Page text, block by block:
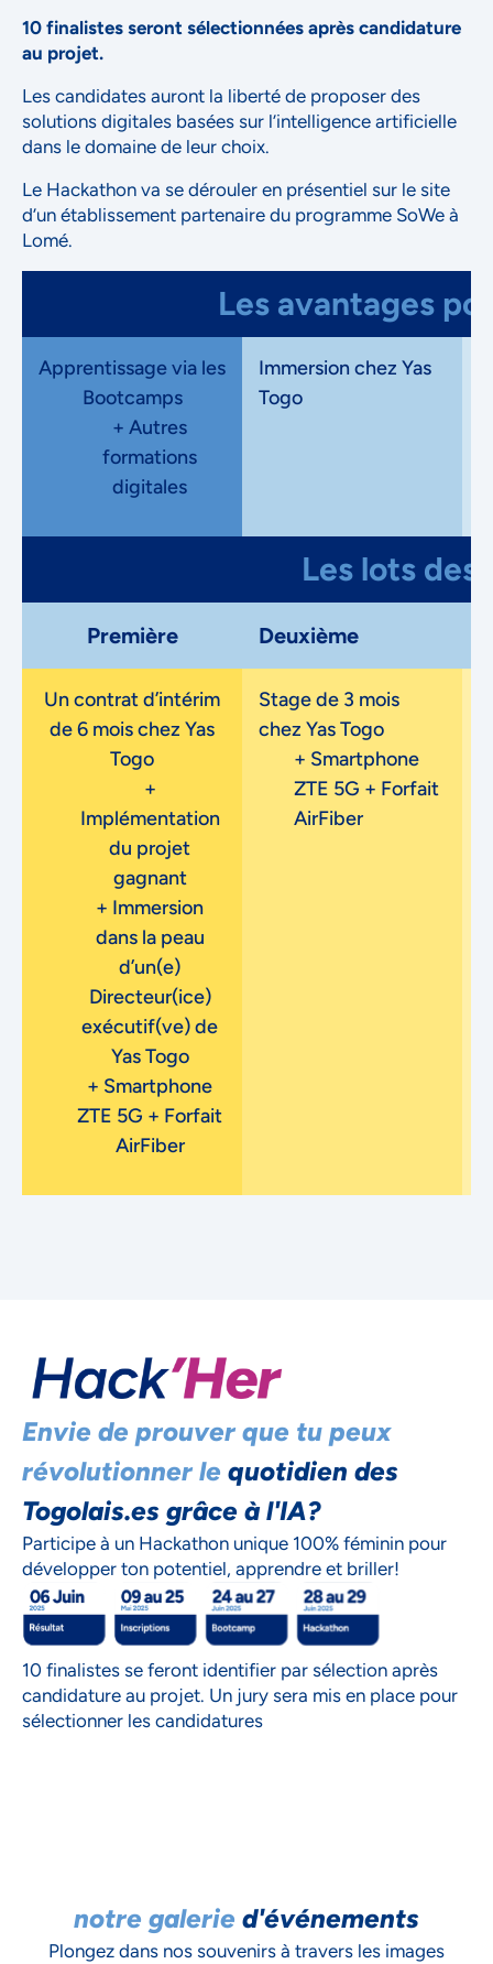
10 finalistes seront sélectionnées après candidature
au projet.
Les candidates auront la liberté de proposer des
solutions digitales basées sur l’intelligence artificielle
dans le domaine de leur choix.
Le Hackathon va se dérouler en présentiel sur le site
d’un établissement partenaire du programme SoWe à
Lomé.
Les avantages
Apprentissage via les
Bootcamps
+ Autres
formations
digitales
Immersion chez Yas
Togo
Les lots
Première Deuxième
Un contrat d’intérim
de 6 mois chez Yas
Togo
+
Implémentation
du projet
gagnant
+ Immersion
dans la peau
d’un(e)
Directeur(ice)
exécutif(ve) de
Yas Togo
+ Smartphone
ZTE 5G + Forfait
AirFiber
Stage de 3 mois
chez Yas Togo
+ Smartphone
ZTE 5G + Forfait
AirFiber
Envie de prouver que tu peux
révolutionner le quotidien des
Togolais.es grâce à l'IA?
Participe à un Hackathon unique 100% féminin pour
développer ton potentiel, apprendre et briller!
10 finalistes se feront identifier par sélection après
candidature au projet. Un jury sera mis en place pour
sélectionner les candidatures
notre galerie d'événements
Plongez dans nos souvenirs à travers les images
NOUS ACCORDONS DE
PRIVÉE